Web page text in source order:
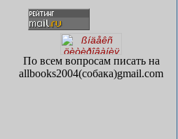
По всем вопросам писать на
allbooks2004(собака)gmail.com